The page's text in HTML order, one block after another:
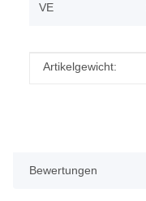
VE
Produkteigenschaft
Wert
Artikelgewicht:
Bewertungen